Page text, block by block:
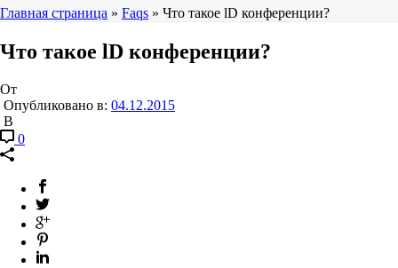
Главная страница » Faqs » Что такое lD конференции?
Что такое lD конференции?
От
Опубликовано в: 04.12.2015
В
0